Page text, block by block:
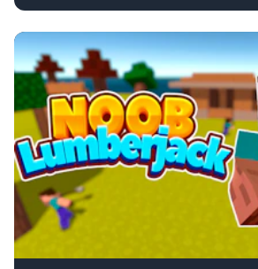
Play Push Noob online free.